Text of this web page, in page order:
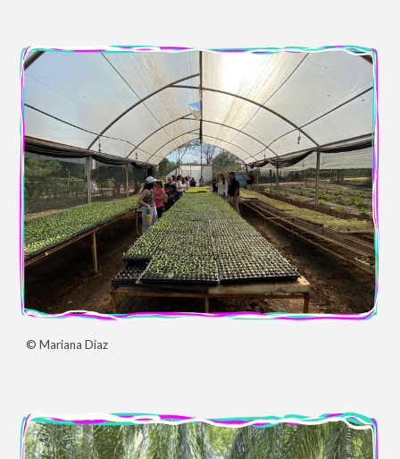
©Mariana Diaz